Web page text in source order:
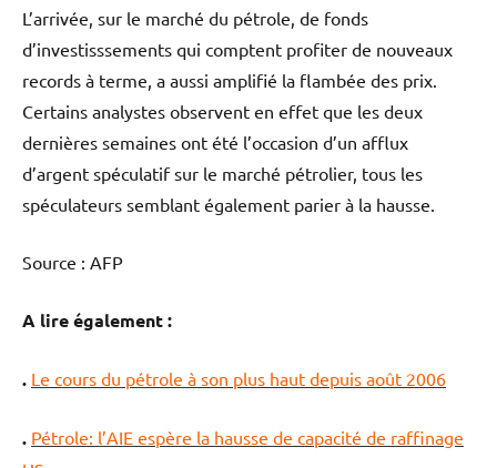
L’arrivée, sur le marché du pétrole, de fonds
d’investisssements qui comptent profiter de nouveaux
records à terme, a aussi amplifié la flambée des prix.
Certains analystes observent en effet que les deux
dernières semaines ont été l’occasion d’un afflux
d’argent spéculatif sur le marché pétrolier, tous les
spéculateurs semblant également parier à la hausse.
Source : AFP
A lire également :
. Le cours du pétrole à son plus haut depuis août 2006
. Pétrole: l’AIE espère la hausse de capacité de raffinage